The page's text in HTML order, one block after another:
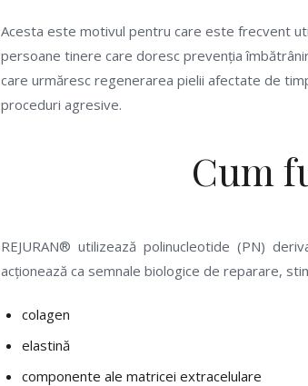
Acesta este motivul pentru care este frecvent
persoane tinere care doresc prevenția
care urmăresc regenerarea pielii afectate de
proceduri agresive.
Cum
REJURAN® utilizează polinucleotide (PN)
acționează ca semnale biologice de reparare,
colagen
elastină
componente ale matricei extracelulare